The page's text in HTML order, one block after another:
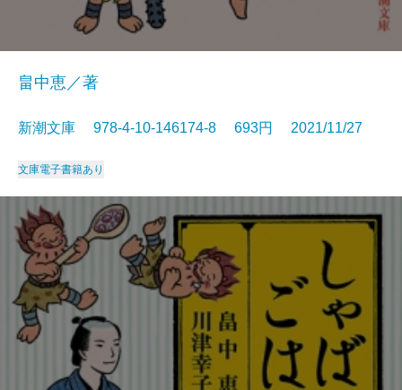
畠中恵／著
新潮文庫 978-4-10-146174-8 693円 2021/11/27
文庫電子書籍あり